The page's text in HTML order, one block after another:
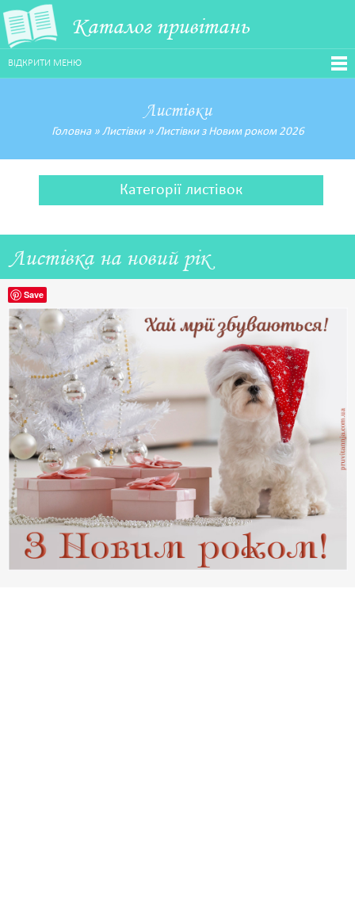
Каталог привітань
ВІДКРИТИ МЕНЮ
Листівки
Головна» Листівки» Листівки з Новим роком 2026
Категорії листівок
Листівка на новий рік
Save